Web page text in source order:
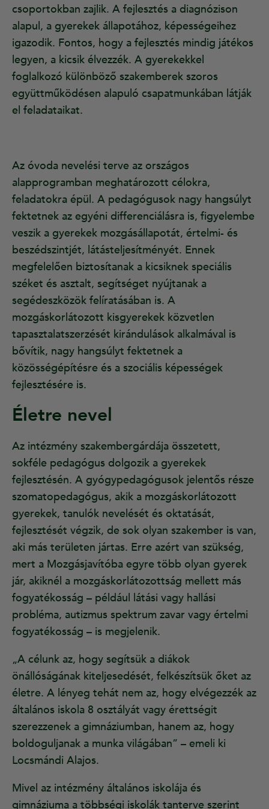
csoportokban zajlik. A fejlesztés a diagnózison
alapul, a gyerekek állapotához, képességeihez
igazodik. Fontos, hogy a fejlesztés mindig játékos
legyen, a kicsik élvezzék. A gyerekekkel
foglalkozó különböző szakemberek szoros
együttműködésen alapuló csapatmunkában látják
el feladataikat.
Az óvoda nevelési terve az országos
alapprogramban meghatározott célokra,
feladatokra épül. A pedagógusok nagy hangsúlyt
fektetnek az egyéni differenciálásra is, figyelembe
veszik a gyerekek mozgásállapotát, értelmi- és
beszédszintjét, látásteljesítményét. Ennek
megfelelően biztosítanak a kicsiknek speciális
széket és asztalt, segítséget nyújtanak a
segédeszközök felíratásában is. A
mozgáskorlátozott kisgyerekek közvetlen
tapasztalatszerzését kirándulások alkalmával is
bővítik, nagy hangsúlyt fektetnek a
közösségépítésre és a szociális képességek
fejlesztésére is.
Életre nevel
Az intézmény szakembergárdája összetett,
sokféle pedagógus dolgozik a gyerekek
fejlesztésén. A gyógypedagógusok jelentős része
szomatopedagógus, akik a mozgáskorlátozott
gyerekek, tanulók nevelését és oktatását,
fejlesztését végzik, de sok olyan szakember is van,
aki más területen jártas. Erre azért van szükség,
mert a Mozgásjavítóba egyre több olyan gyerek
jár, akiknél a mozgáskorlátozottság mellett más
fogyatékosság – például látási vagy hallási
probléma, autizmus spektrum zavar vagy értelmi
fogyatékosság – is megjelenik.
„A célunk az, hogy segítsük a diákok
önállóságának kiteljesedését, felkészítsük őket az
életre. A lényeg tehát nem az, hogy elvégezzék az
általános iskola 8 osztályát vagy érettségit
szerezzenek a gimnáziumban, hanem az, hogy
boldoguljanak a munka világában” – emeli ki
Locsmándi Alajos.
Mivel az intézmény általános iskolája és
gimnáziuma a többségi iskolák tanterve szerint